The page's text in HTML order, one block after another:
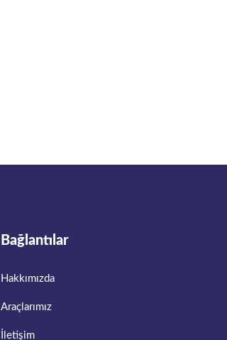
Bağlantılar
Hakkımızda
Araçlarımız
İletişim